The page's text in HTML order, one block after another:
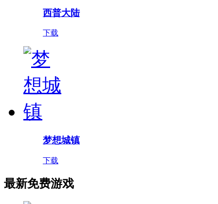
西普大陆
下载
梦想城镇
下载
最新免费游戏